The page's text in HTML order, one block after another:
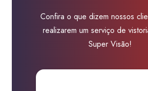
Confira o que dizem nossos
realizarem um serviço de
Super Visão!